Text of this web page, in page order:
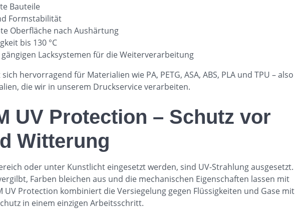
Bauteile
Formstabilität
Oberfläche nach Aushärtung
bis 130 °C
Lacksystemen für die Weiterverarbeitung
hervorragend für Materialien wie PA, PETG, ASA, ABS, PLA und TPU – also
die wir in unserem Druckservice verarbeiten.
UV Protection – Schutz vor
Witterung
oder unter Kunstlicht eingesetzt werden, sind UV-Strahlung ausgesetzt.
Farben bleichen aus und die mechanischen Eigenschaften lassen mit
UV Protection kombiniert die Versiegelung gegen Flüssigkeiten und Gase mit
in einem einzigen Arbeitsschritt.